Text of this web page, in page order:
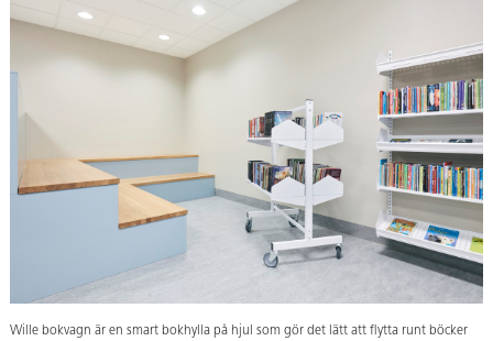
Wille bokvagn är en smart bokhylla på hjul som gör det lätt att flytta runt böcker